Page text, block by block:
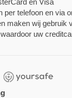
en Visa
per telefoon en via
maken wij gebruik
uw